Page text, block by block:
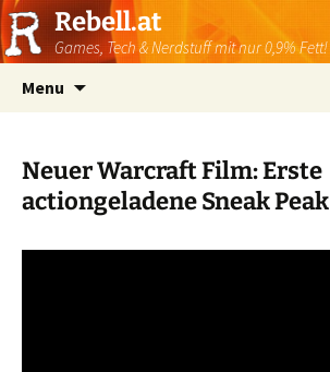
Rebell.at
Games, Tech & Nerdstuff mit nur 0,9% Fett!
Menu
Neuer Warcraft Film: Erste
actiongeladene Sneak Peak